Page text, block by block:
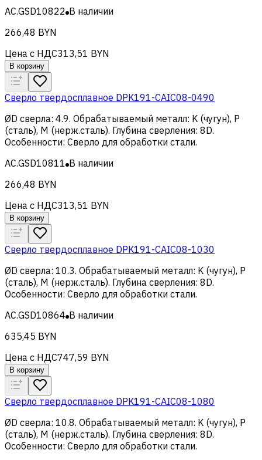
AC.GSD10822 В наличии
266,48 BYN
Цена с НДС313,51 BYN
В корзину
Сверло твердосплавное DPK191-CAIC08-0490
ØD сверла: 4.9. Обрабатываемый металл: K (чугун), Р
(сталь), M (нерж.сталь). Глубина сверления: 8D.
Особенности: Сверло для обработки стали.
AC.GSD10811 В наличии
266,48 BYN
Цена с НДС313,51 BYN
В корзину
Сверло твердосплавное DPK191-CAIC08-1030
ØD сверла: 10.3. Обрабатываемый металл: K (чугун), Р
(сталь), M (нерж.сталь). Глубина сверления: 8D.
Особенности: Сверло для обработки стали.
AC.GSD10864 В наличии
635,45 BYN
Цена с НДС747,59 BYN
В корзину
Сверло твердосплавное DPK191-CAIC08-1080
ØD сверла: 10.8. Обрабатываемый металл: K (чугун), Р
(сталь), M (нерж.сталь). Глубина сверления: 8D.
Особенности: Сверло для обработки стали.